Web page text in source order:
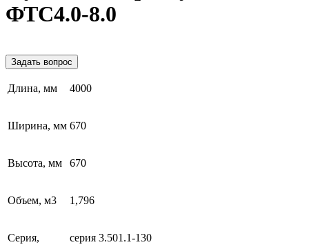
ФТС4.0-8.0
Задать вопрос
Длина, мм 4000
Ширина, мм 670
Высота, мм 670
Объем, м3 1,796
Серия, серия 3.501.1-130